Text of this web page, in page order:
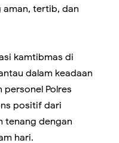
tertib, dan
kamtibmas di
dalam keadaan
personel Polres
positif dari
tenang dengan
hari.